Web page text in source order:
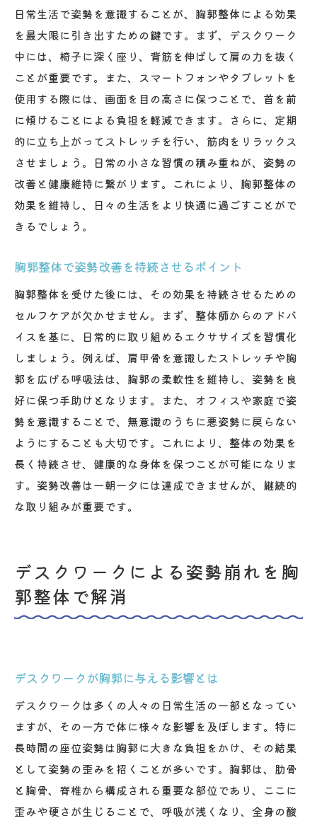
日常生活で姿勢を意識することが、胸郭整体による効果
を最大限に引き出すための鍵です。まず、デスクワーク
中には、椅子に深く座り、背筋を伸ばして肩の力を抜く
ことが重要です。また、スマートフォンやタブレットを
使用する際には、画面を目の高さに保つことで、首を前
に傾けることによる負担を軽減できます。さらに、定期
的に立ち上がってストレッチを行い、筋肉をリラックス
させましょう。日常の小さな習慣の積み重ねが、姿勢の
改善と健康維持に繋がります。これにより、胸郭整体の
効果を維持し、日々の生活をより快適に過ごすことがで
きるでしょう。
胸郭整体で姿勢改善を持続させるポイント
胸郭整体を受けた後には、その効果を持続させるための
セルフケアが欠かせません。まず、整体師からのアドバ
イスを基に、日常的に取り組めるエクササイズを習慣化
しましょう。例えば、肩甲骨を意識したストレッチや胸
郭を広げる呼吸法は、胸郭の柔軟性を維持し、姿勢を良
好に保つ手助けとなります。また、オフィスや家庭で姿
勢を意識することで、無意識のうちに悪姿勢に戻らない
ようにすることも大切です。これにより、整体の効果を
長く持続させ、健康的な身体を保つことが可能になりま
す。姿勢改善は一朝一夕には達成できませんが、継続的
な取り組みが重要です。
デスクワークによる姿勢崩れを胸
郭整体で解消
デスクワークが胸郭に与える影響とは
デスクワークは多くの人々の日常生活の一部となってい
ますが、その一方で体に様々な影響を及ぼします。特に
長時間の座位姿勢は胸郭に大きな負担をかけ、その結果
として姿勢の歪みを招くことが多いです。胸郭は、肋骨
と胸骨、脊椎から構成される重要な部位であり、ここに
歪みや硬さが生じることで、呼吸が浅くなり、全身の酸